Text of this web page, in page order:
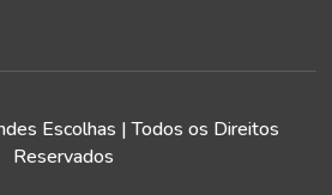
Escolhas | Todos os Direitos
Reservados